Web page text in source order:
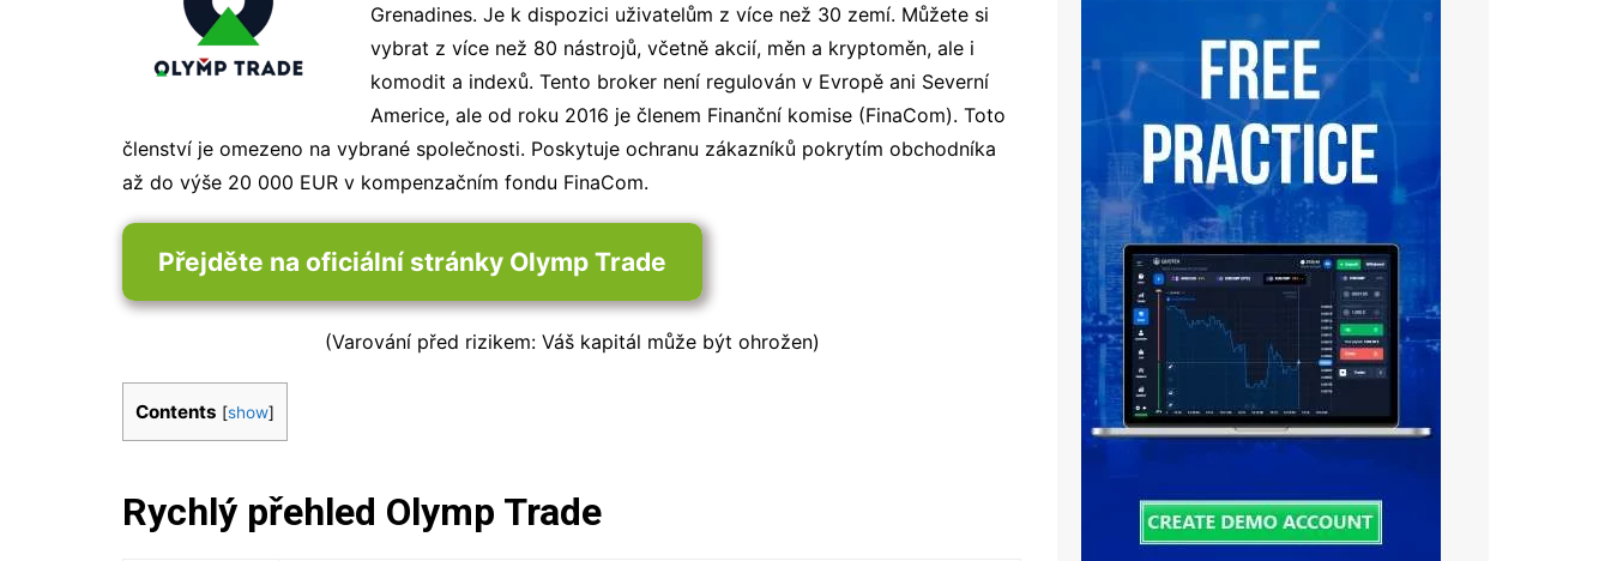
Grenadines. Je k dispozici uživatelům z více než 30 zemí. Můžete si
vybrat z více než 80 nástrojů, včetně akcií, měn a kryptoměn, ale i
komodit a indexů. Tento broker není regulován v Evropě ani Severní
Americe, ale od roku 2016 je členem Finanční komise (FinaCom). Toto
členství je omezeno na vybrané společnosti. Poskytuje ochranu zákazníků pokrytím obchodníka
až do výše 20 000 EUR v kompenzačním fondu FinaCom.
Přejděte na oficiální stránky Olymp Trade
(Varování před rizikem: Váš kapitál může být ohrožen)
Contents [show]
Rychlý přehled Olymp Trade